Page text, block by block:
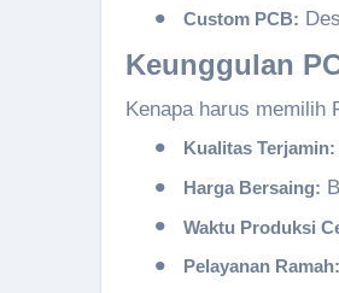
• Custom PCB:
Keunggulan
Kenapa harus memilih
• Kualitas Terjamin:
• Harga Bersaing:
• Waktu Produksi
• Pelayanan Ramah: